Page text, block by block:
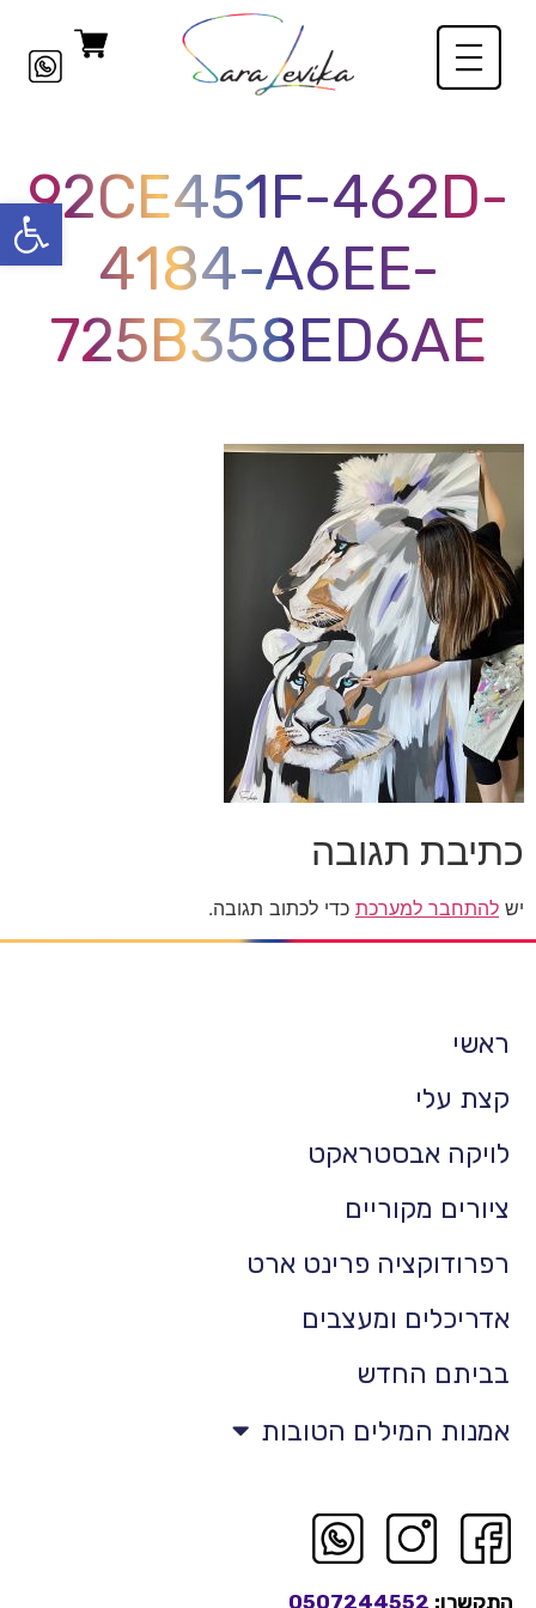
פתח
92CE451F-462D-
4184-A6EE-
725B358ED6AE
כתיבת תגובה
יש להתחבר למערכת כדי לכתוב תגובה.
ראשי
קצת עלי
לויקה אבסטראקט
ציורים מקוריים
רפרודוקציה פרינט ארט
אדריכלים ומעצבים
בביתם החדש
אמנות המילים הטובות
התקשרו: 0507244552